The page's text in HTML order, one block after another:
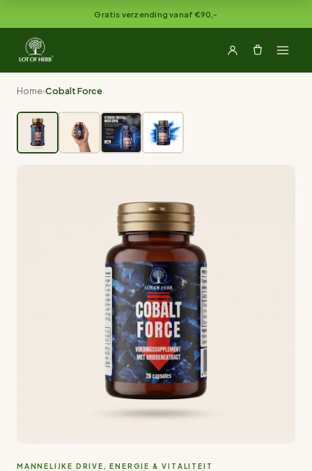
Gratis verzending vanaf €90,-
Home›Cobalt Force
MANNELIJKE DRIVE, ENERGIE & VITALITEIT